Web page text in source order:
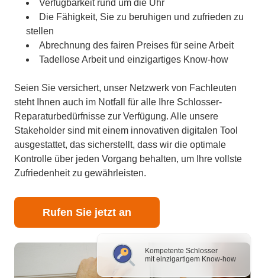
Kompetente Schlosser
mit einzigartigem Know-how
Verfügbarkeit rund um die Uhr
Die Fähigkeit, Sie zu beruhigen und zufrieden zu
stellen
Abrechnung des fairen Preises für seine Arbeit
Tadellose Arbeit und einzigartiges Know-how
Seien Sie versichert, unser Netzwerk von Fachleuten
steht Ihnen auch im Notfall für alle Ihre Schlosser-
Reparaturbedürfnisse zur Verfügung. Alle unsere
Stakeholder sind mit einem innovativen digitalen Tool
ausgestattet, das sicherstellt, dass wir die optimale
Kontrolle über jeden Vorgang behalten, um Ihre vollste
Zufriedenheit zu gewährleisten.
Rufen Sie jetzt an